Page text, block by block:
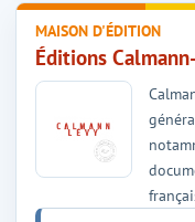
MAISON D'ÉDITION
Éditions